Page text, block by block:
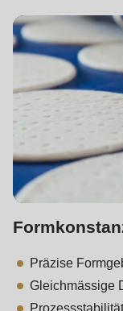
{closure}
()
(line
592
modules/
Deprecated
mb_substr():
null
to
Präzise
Gleichmässige